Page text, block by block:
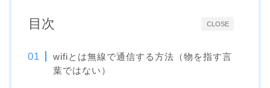
CLOSE
目次
wifiとは無線で通信する方法（物を指す言
葉ではない）